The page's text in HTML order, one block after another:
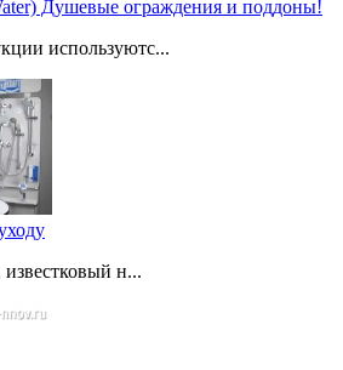
Душевые ограждения и поддоны!
используютс...
н...